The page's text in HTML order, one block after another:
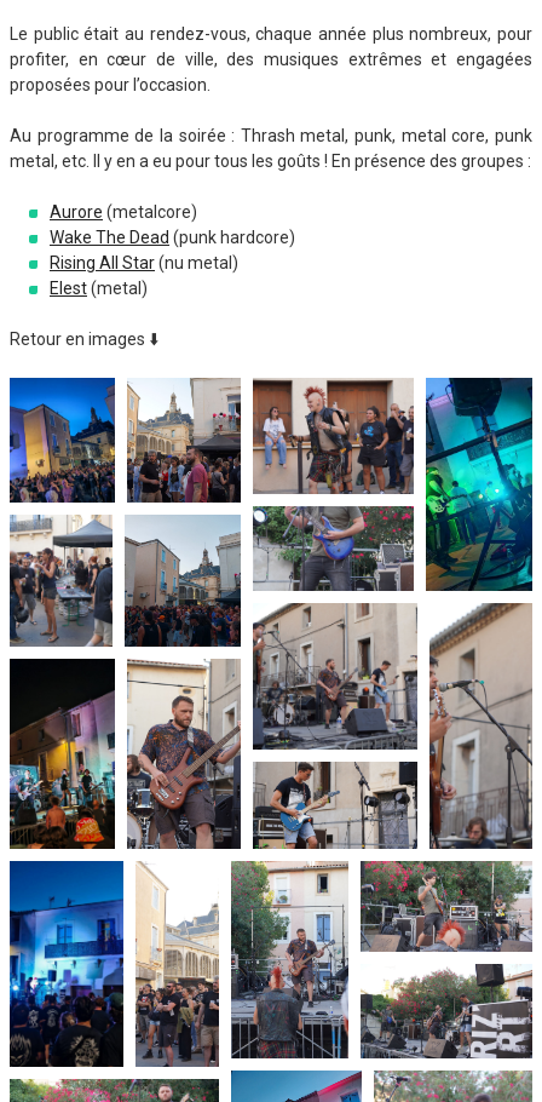
Le public était au rendez-vous, chaque année plus nombreux, pour
profiter, en cœur de ville, des musiques extrêmes et engagées
proposées pour l’occasion.
Au programme de la soirée : Thrash metal, punk, metal core, punk
metal, etc. Il y en a eu pour tous les goûts ! En présence des groupes :
Aurore (metalcore)
Wake The Dead (punk hardcore)
Rising All Star(nu metal)
Elest(metal)
Retour en images ⬇️